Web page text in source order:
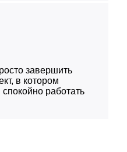
завершить
в котором
работать